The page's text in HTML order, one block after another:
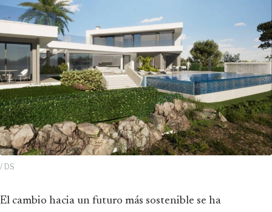
/ DS
El cambio hacia un futuro más sostenible se ha